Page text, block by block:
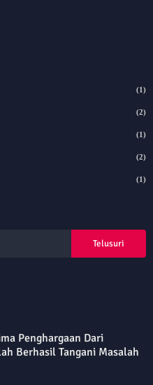
(1)
(2)
(1)
(2)
(1)
Penghargaan Dari
Berhasil Tangani Masalah